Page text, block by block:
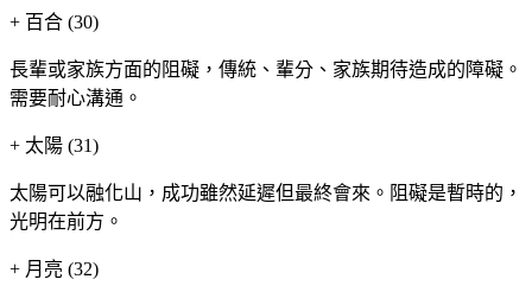
+ 百合 (30)
長輩或家族方面的阻礙，傳統、輩分、家族期待造成的障礙。
需要耐心溝通。
+ 太陽 (31)
太陽可以融化山，成功雖然延遲但最終會來。阻礙是暫時的，
光明在前方。
+ 月亮 (32)